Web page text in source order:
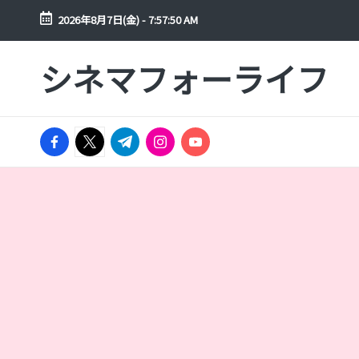
Skip
content
2026年8月7日(金)-7:57:50 AM
シネマフォーライフ
映
画
ド
ラ
facebook.com
twitter.com
t.me instagram.com
youtube.com